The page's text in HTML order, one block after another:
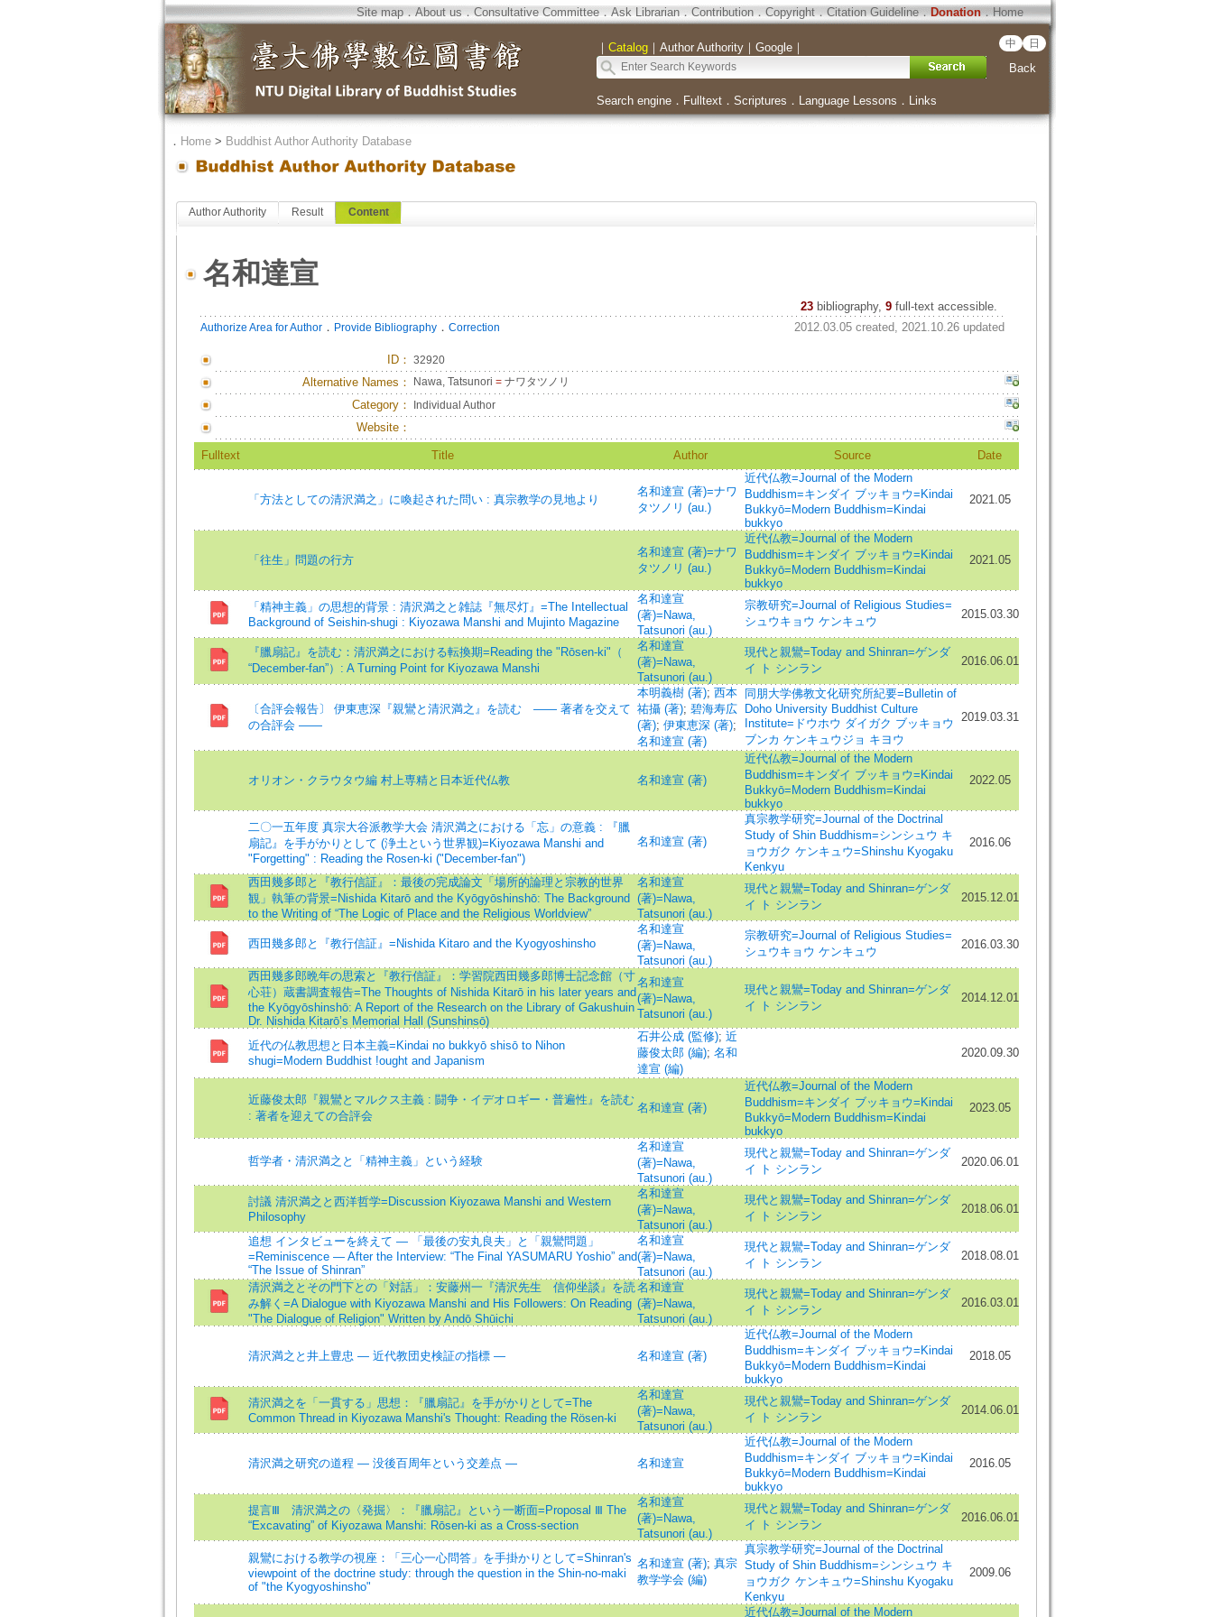
Site map．About us．Consultative Committee．Ask Librarian．Contribution．Copyright．Citation Guideline．Donation．Home
｜ Catalog｜ Author Authority｜ Google｜ 中 日
Back
Search engine． Fulltext． Scriptures ． Language Lessons ． Links
． Home> Buddhist Author Authority Database
Author Authority Result Content
名和達宣
23 bibliography, 9full-text accessible.
Authorize Area for Author． Provide Bibliography． Correction 2012.03.05 created, 2021.10.26 updated
ID： 32920
Alternative Names： Nawa, Tatsunori =ナワタツノリ
Category： Individual Author
Website：
Fulltext Title Author Source Date
「方法としての清沢満之」に喚起された問い : 真宗教学の見地より
名和達宣 (著)=ナワ
タツノリ (au.)
近代仏教=Journal of the Modern
Buddhism=キンダイ ブッキョウ=Kindai
Bukkyō=Modern Buddhism=Kindai
bukkyo
2021.05
「往生」問題の行方
名和達宣 (著)=ナワ
タツノリ (au.)
近代仏教=Journal of the Modern
Buddhism=キンダイ ブッキョウ=Kindai
Bukkyō=Modern Buddhism=Kindai
bukkyo
2021.05
「精神主義」の思想的背景 : 清沢満之と雑誌『無尽灯』=The Intellectual
Background of Seishin-shugi : Kiyozawa Manshi and Mujinto Magazine
名和達宣
(著)=Nawa,
Tatsunori (au.)
宗教研究=Journal of Religious Studies=
シュウキョウ ケンキュウ
2015.03.30
『臘扇記』を読む：清沢満之における転換期=Reading the "Rōsen-ki"（
“December-fan”）: A Turning Point for Kiyozawa Manshi
名和達宣
(著)=Nawa,
Tatsunori (au.)
現代と親鸞=Today and Shinran=ゲンダ
イ ト シンラン
2016.06.01
〔合評会報告〕 伊東恵深『親鸞と清沢満之』を読む ―― 著者を交えて
の合評会 ――
本明義樹 (著); 西本
祐攝 (著); 碧海寿広
(著); 伊東恵深 (著);
名和達宣 (著)
同朋大学佛教文化研究所紀要=Bulletin of
Doho University Buddhist Culture
Institute=ドウホウ ダイガク ブッキョウ
ブンカ ケンキュウジョ キヨウ
2019.03.31
オリオン・クラウタウ編 村上専精と日本近代仏教 名和達宣 (著)
近代仏教=Journal of the Modern
Buddhism=キンダイ ブッキョウ=Kindai
Bukkyō=Modern Buddhism=Kindai
bukkyo
2022.05
二〇一五年度 真宗大谷派教学大会 清沢満之における「忘」の意義 : 『臘
扇記』を手がかりとして (浄土という世界観)=Kiyozawa Manshi and
"Forgetting" : Reading the Rosen-ki ("December-fan")
名和達宣 (著)
真宗教学研究=Journal of the Doctrinal
Study of Shin Buddhism=シンシュウ キ
ョウガク ケンキュウ=Shinshu Kyogaku
Kenkyu
2016.06
西田幾多郎と『教行信証』：最後の完成論文「場所的論理と宗教的世界
観」執筆の背景=Nishida Kitarō and the Kyōgyōshinshō: The Background
to the Writing of “The Logic of Place and the Religious Worldview”
名和達宣
(著)=Nawa,
Tatsunori (au.)
現代と親鸞=Today and Shinran=ゲンダ
イ ト シンラン
2015.12.01
西田幾多郎と『教行信証』=Nishida Kitaro and the Kyogyoshinsho
名和達宣
(著)=Nawa,
Tatsunori (au.)
宗教研究=Journal of Religious Studies=
シュウキョウ ケンキュウ
2016.03.30
西田幾多郎晩年の思索と『教行信証』：学習院西田幾多郎博士記念館（寸
心荘）蔵書調査報告=The Thoughts of Nishida Kitarō in his later years and
the Kyōgyōshinshō: A Report of the Research on the Library of Gakushuin
Dr. Nishida Kitarō’s Memorial Hall (Sunshinsō)
名和達宣
(著)=Nawa,
Tatsunori (au.)
現代と親鸞=Today and Shinran=ゲンダ
イ ト シンラン
2014.12.01
近代の仏教思想と日本主義=Kindai no bukkyō shisō to Nihon
shugi=Modern Buddhist !ought and Japanism
石井公成 (監修); 近
藤俊太郎 (編); 名和
達宣 (編)
2020.09.30
近藤俊太郎『親鸞とマルクス主義 : 闘争・イデオロギー・普遍性』を読む
: 著者を迎えての合評会
名和達宣 (著)
近代仏教=Journal of the Modern
Buddhism=キンダイ ブッキョウ=Kindai
Bukkyō=Modern Buddhism=Kindai
bukkyo
2023.05
哲学者・清沢満之と「精神主義」という経験
名和達宣
(著)=Nawa,
Tatsunori (au.)
現代と親鸞=Today and Shinran=ゲンダ
イ ト シンラン
2020.06.01
討議 清沢満之と西洋哲学=Discussion Kiyozawa Manshi and Western
Philosophy
名和達宣
(著)=Nawa,
Tatsunori (au.)
現代と親鸞=Today and Shinran=ゲンダ
イ ト シンラン
2018.06.01
追想 インタビューを終えて — 「最後の安丸良夫」と「親鸞問題」
=Reminiscence — After the Interview: “The Final YASUMARU Yoshio” and
“The Issue of Shinran”
名和達宣
(著)=Nawa,
Tatsunori (au.)
現代と親鸞=Today and Shinran=ゲンダ
イ ト シンラン
2018.08.01
清沢満之とその門下との「対話」：安藤州一『清沢先生 信仰坐談』を読
み解く=A Dialogue with Kiyozawa Manshi and His Followers: On Reading
"The Dialogue of Religion" Written by Andō Shūichi
名和達宣
(著)=Nawa,
Tatsunori (au.)
現代と親鸞=Today and Shinran=ゲンダ
イ ト シンラン
2016.03.01
清沢満之と井上豊忠 ― 近代教団史検証の指標 ― 名和達宣 (著)
近代仏教=Journal of the Modern
Buddhism=キンダイ ブッキョウ=Kindai
Bukkyō=Modern Buddhism=Kindai
bukkyo
2018.05
清沢満之を「一貫する」思想：『臘扇記』を手がかりとして=The
Common Thread in Kiyozawa Manshi's Thought: Reading the Rösen-ki
名和達宣
(著)=Nawa,
Tatsunori (au.)
現代と親鸞=Today and Shinran=ゲンダ
イ ト シンラン
2014.06.01
清沢満之研究の道程 ― 没後百周年という交差点 ― 名和達宣
近代仏教=Journal of the Modern
Buddhism=キンダイ ブッキョウ=Kindai
Bukkyō=Modern Buddhism=Kindai
bukkyo
2016.05
提言Ⅲ 清沢満之の〈発掘〉：『臘扇記』という一断面=Proposal Ⅲ The
“Excavating” of Kiyozawa Manshi: Rōsen-ki as a Cross-section
名和達宣
(著)=Nawa,
Tatsunori (au.)
現代と親鸞=Today and Shinran=ゲンダ
イ ト シンラン
2016.06.01
親鸞における教学の視座：「三心一心問答」を手掛かりとして=Shinran's
viewpoint of the doctrine study: through the question in the Shin-no-maki
of "the Kyogyoshinsho"
名和達宣 (著); 真宗
教学学会 (編)
真宗教学研究=Journal of the Doctrinal
Study of Shin Buddhism=シンシュウ キ
ョウガク ケンキュウ=Shinshu Kyogaku
Kenkyu
2009.06
近代仏教=Journal of the Modern